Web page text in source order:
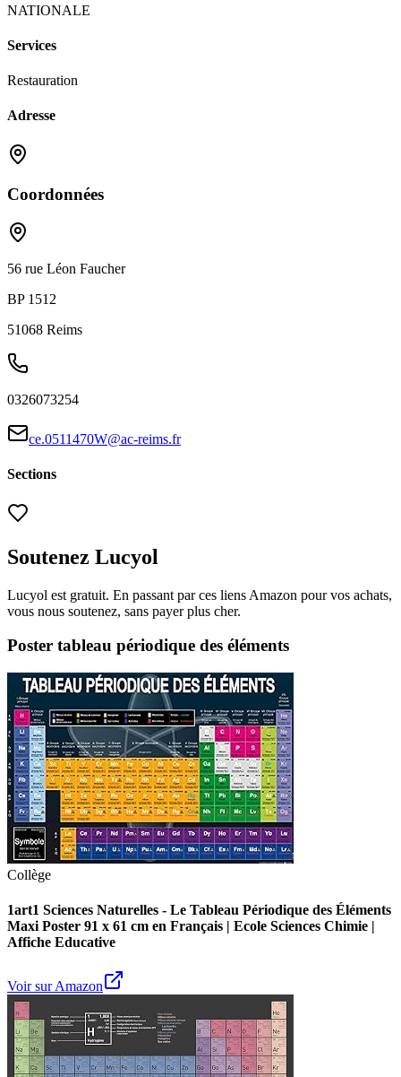
NATIONALE
Services
Restauration
Adresse
Coordonnées
56 rue Léon Faucher
BP 1512
51068 Reims
0326073254
ce.0511470W@ac-reims.fr
Sections
Soutenez Lucyol
Lucyol est gratuit. En passant par ces liens Amazon pour vos achats,
vous nous soutenez, sans payer plus cher.
Poster tableau périodique des éléments
Collège
1art1 Sciences Naturelles - Le Tableau Périodique des Éléments
Maxi Poster 91 x 61 cm en Français | Ecole Sciences Chimie |
Affiche Educative
Voir sur Amazon